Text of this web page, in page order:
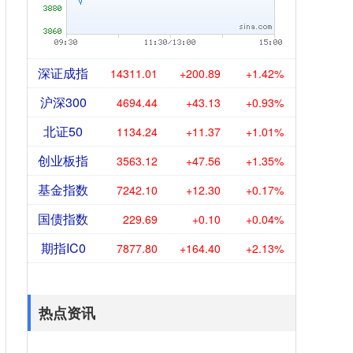
深证成指 14311.01 +200.89 +1.42%
沪深300 4694.44 +43.13 +0.93%
北证50 1134.24 +11.37 +1.01%
创业板指 3563.12 +47.56 +1.35%
基金指数 7242.10 +12.30 +0.17%
国债指数 229.69 +0.10 +0.04%
期指IC0 7877.80 +164.40 +2.13%
热点资讯